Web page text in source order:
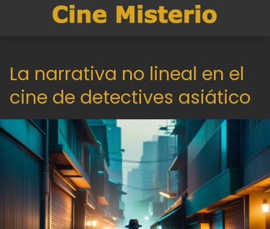
La narrativa no lineal en el
cine de detectives asiático